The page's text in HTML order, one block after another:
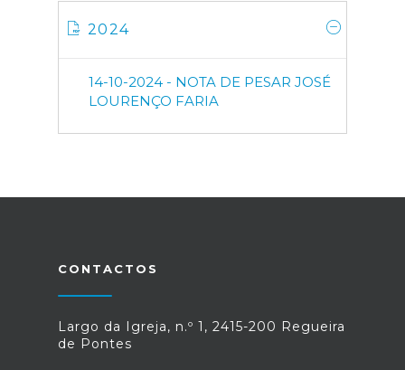
2024
14-10-2024 - NOTA DE PESAR JOSÉ
LOURENÇO FARIA
CONTACTOS
Largo da Igreja, n.º 1, 2415-200 Regueira
de Pontes